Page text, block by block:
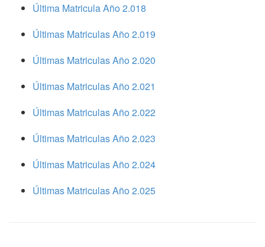
Última Matricula Año 2.018
Últimas Matriculas Año 2.019
Últimas Matriculas Año 2.020
Últimas Matriculas Año 2.021
Últimas Matriculas Año 2.022
Últimas Matriculas Año 2.023
Últimas Matriculas Año 2.024
Últimas Matriculas Año 2.025